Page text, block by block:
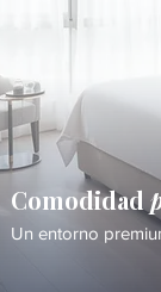
Comodidad
Un entorno